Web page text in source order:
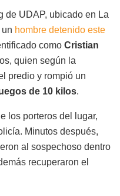
de UDAP, ubicado en La
hombre detenido este
como Cristian
quien según la
predio y rompió un
de 10 kilos.
los porteros del lugar,
Minutos después,
al sospechoso dentro
recuperaron el